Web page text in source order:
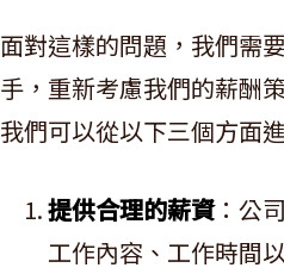
面對這樣的問題，我們需
手，重新考慮我們的薪酬
我們可以從以下三個方面
提供合理的薪資：公
工作內容、工作時間